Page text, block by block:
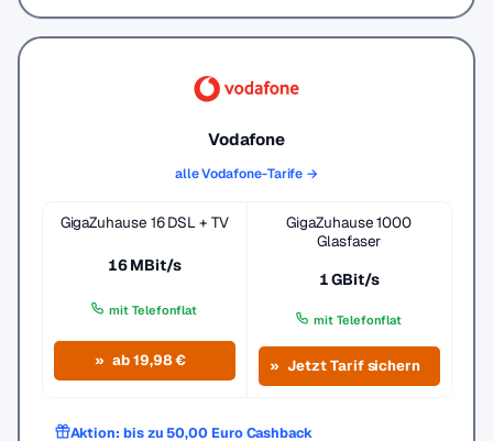
Vodafone
alle Vodafone-Tarife →
GigaZuhause 16 DSL + TV
16 MBit/s
mit Telefonflat
ab 19,98 €
GigaZuhause 1000
Glasfaser
1 GBit/s
mit Telefonflat
Jetzt Tarif sichern
Aktion: bis zu 50,00 Euro Cashback